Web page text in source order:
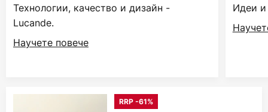
Технологии, качество и дизайн -
Lucande.
Научете повече
Идеи и
RRP -61%